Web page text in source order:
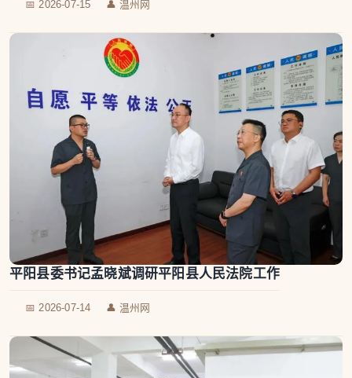
📅 2026-07-15 👤 温州网
平阳县委书记孟晓斌调研平阳县人民法院工作
📅 2026-07-14 👤 温州网